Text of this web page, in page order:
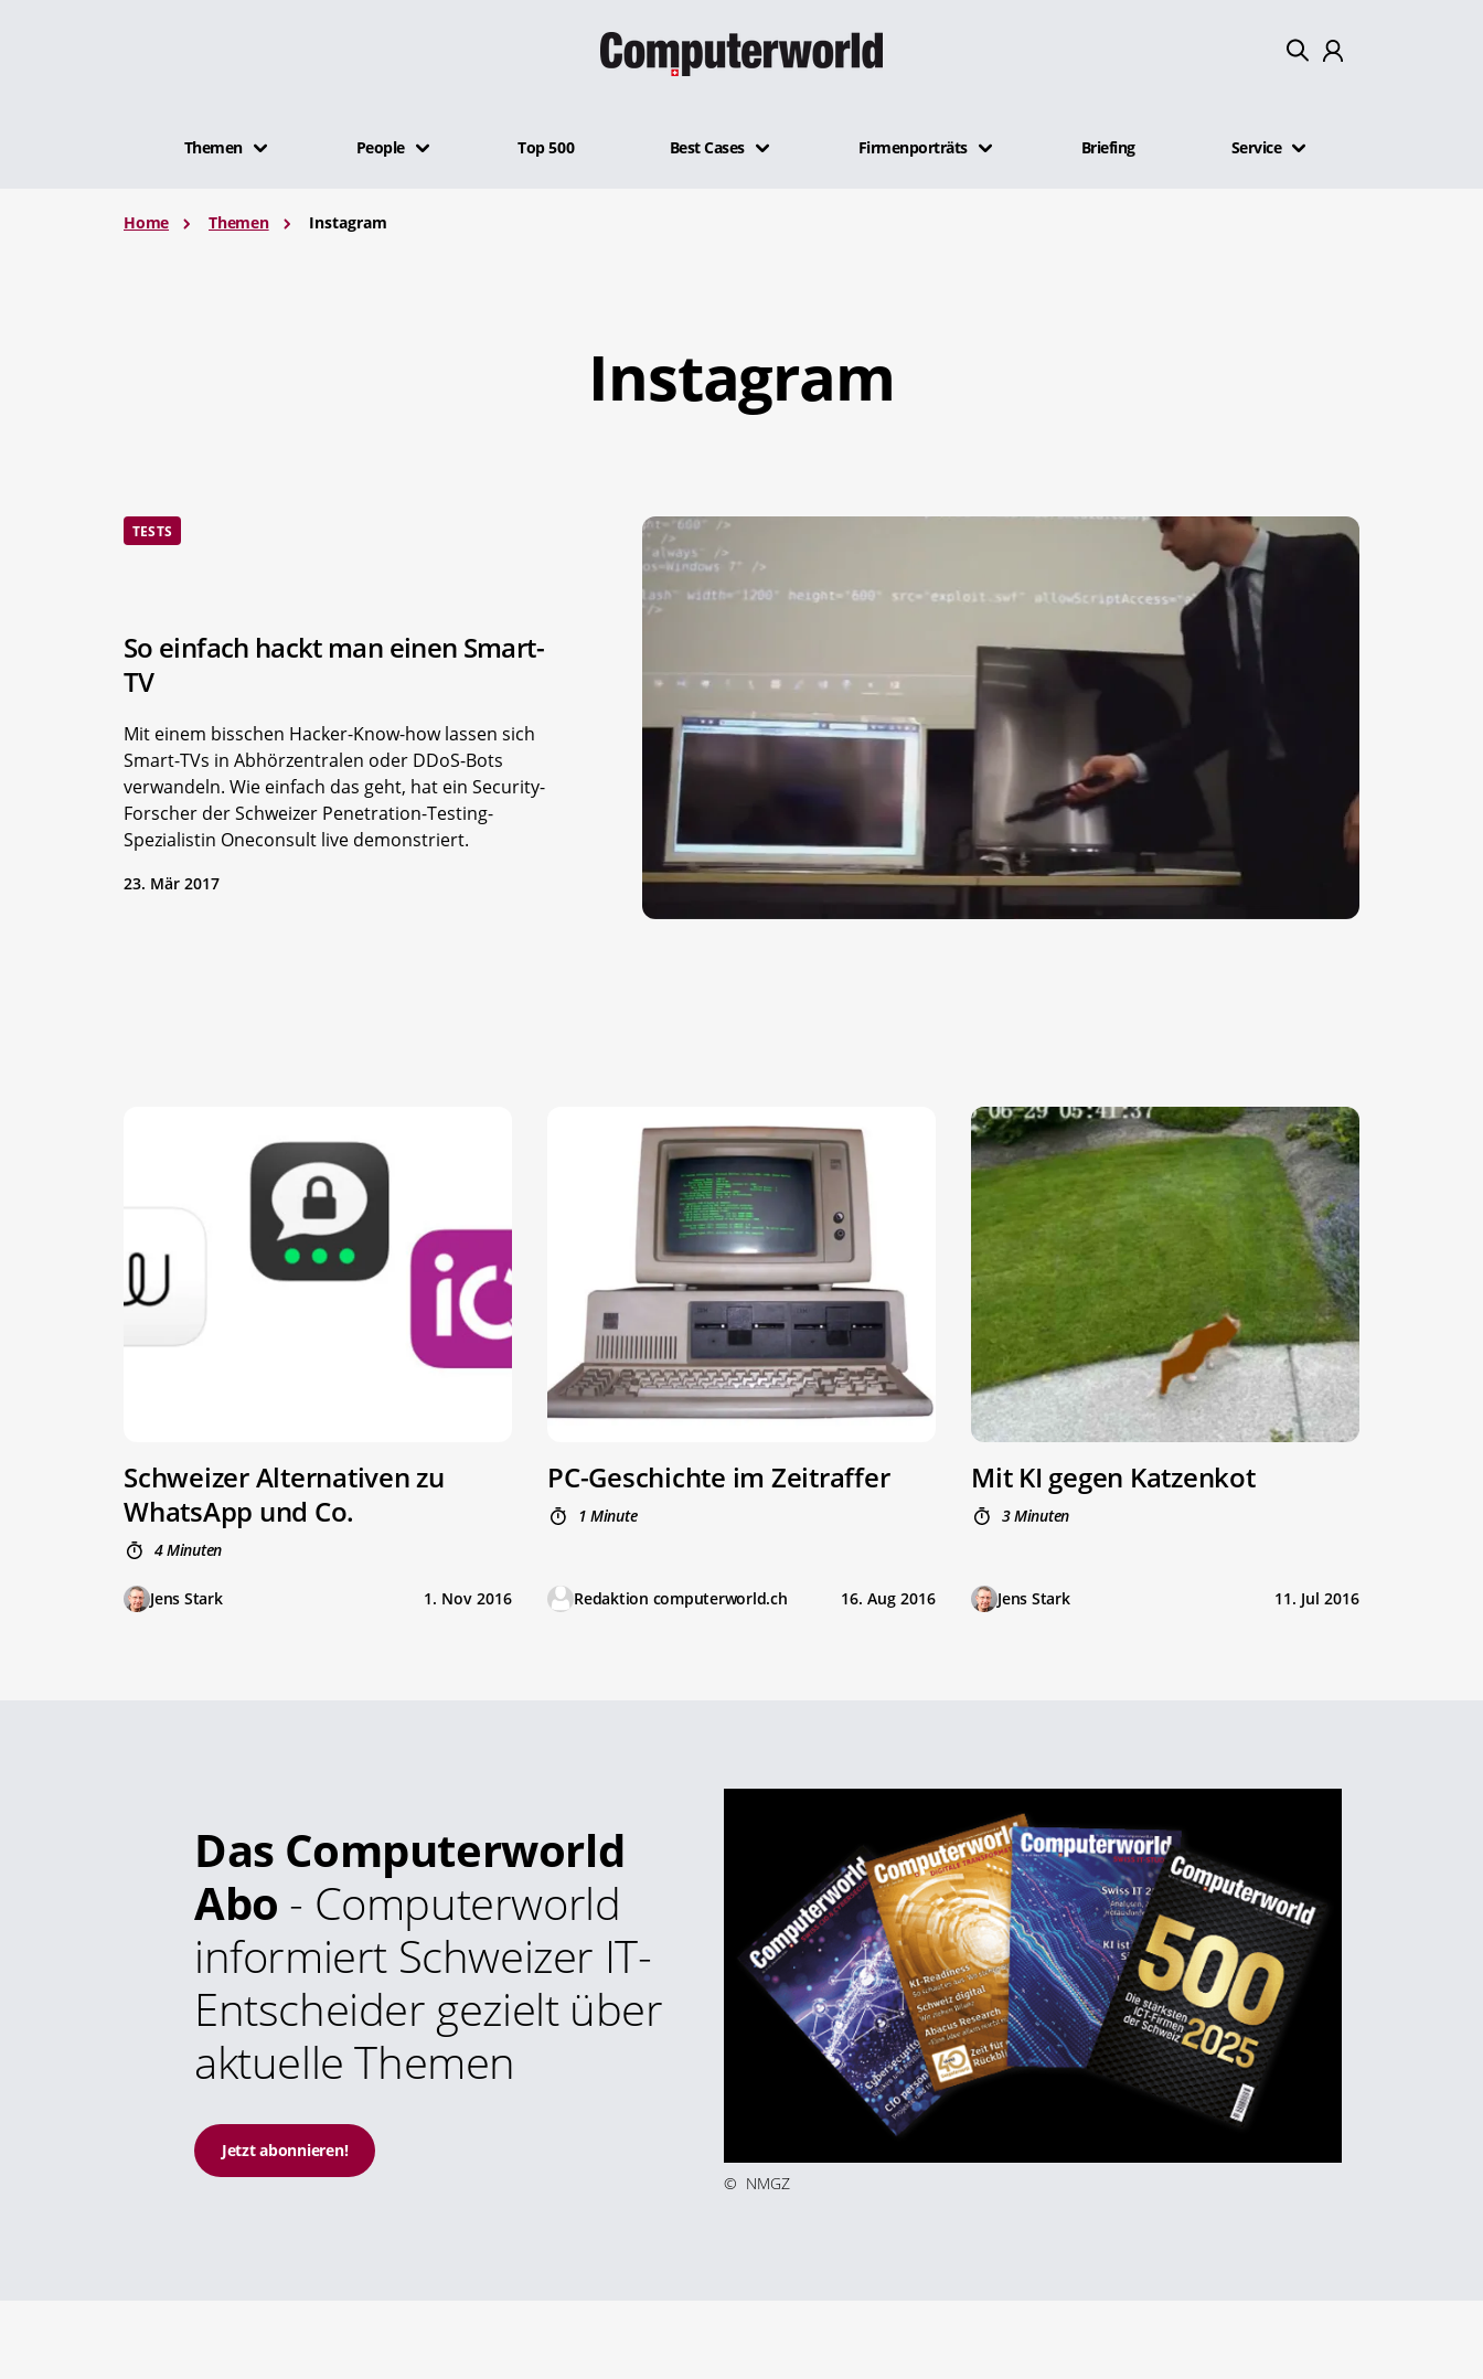
Themen People Top 500 Best Cases Firmenporträts Briefing Service
Home Themen Instagram
Instagram
TESTS
So einfach hackt man einen Smart-
TV
Mit einem bisschen Hacker-Know-how lassen sich
Smart-TVs in Abhörzentralen oder DDoS-Bots
verwandeln. Wie einfach das geht, hat ein Security-
Forscher der Schweizer Penetration-Testing-
Spezialistin Oneconsult live demonstriert.
23. Mär 2017
Schweizer Alternativen zu
WhatsApp und Co.
4 Minuten
Jens Stark 1. Nov 2016
PC-Geschichte im Zeitraffer
1 Minute
Redaktion computerworld.ch 16. Aug 2016
Mit KI gegen Katzenkot
3 Minuten
Jens Stark 11. Jul 2016
© NMGZ
Das Computerworld
Abo - Computerworld
informiert Schweizer IT-
Entscheider gezielt über
aktuelle Themen
Jetzt abonnieren!